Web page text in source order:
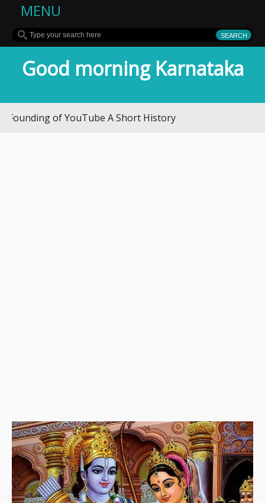
MENU
Good morning Karnataka
of YouTube A Short History